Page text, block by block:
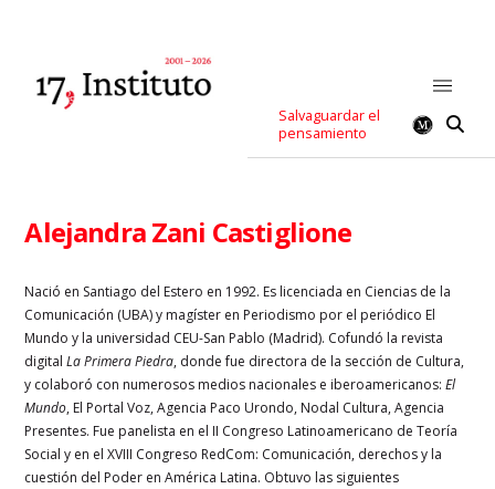
Salvaguardar el
pensamiento
Alejandra Zani Castiglione
Nació en Santiago del Estero en 1992. Es licenciada en Ciencias de la
Comunicación (UBA) y magíster en Periodismo por el periódico El
Mundo y la universidad CEU-San Pablo (Madrid). Cofundó la revista
digitalLa Primera Piedra, donde fue directora de la sección de Cultura,
y colaboró con numerosos medios nacionales e iberoamericanos:El
Mundo, El Portal Voz, Agencia Paco Urondo, Nodal Cultura, Agencia
Presentes. Fue panelista en el II Congreso Latinoamericano de Teoría
Social y en el XVIII Congreso RedCom: Comunicación, derechos y la
cuestión del Poder en América Latina. Obtuvo las siguientes